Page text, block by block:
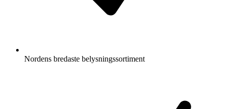
Nordens bredaste belysningssortiment